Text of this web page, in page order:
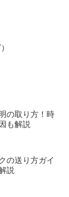
の取り方！時
も解説
の送り方ガイ
説